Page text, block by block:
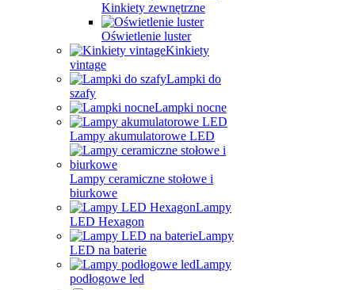
Kinkiety zewnętrzne
Oświetlenie luster
Kinkiety
vintage
Lampki do
szafy
Lampki nocne
Lampy akumulatorowe LED
Lampy ceramiczne stołowe i
biurkowe
Lampy
LED Hexagon
Lampy
LED na baterie
Lampy
podłogowe led